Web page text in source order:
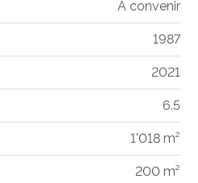
A convenir
1987
2021
6.5
1'018 m²
200 m²